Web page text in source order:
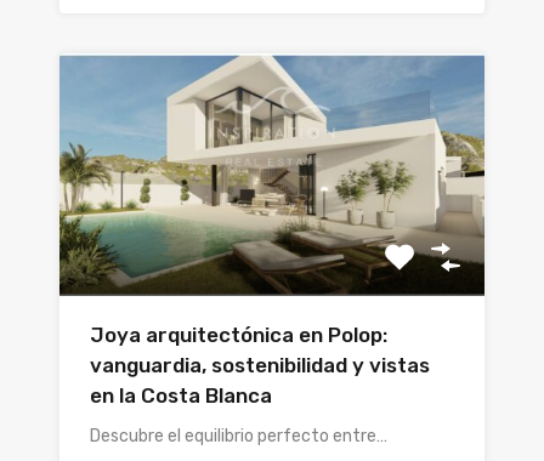
Joya arquitectónica en Polop:
vanguardia, sostenibilidad y vistas
en la Costa Blanca
Descubre el equilibrio perfecto entre…